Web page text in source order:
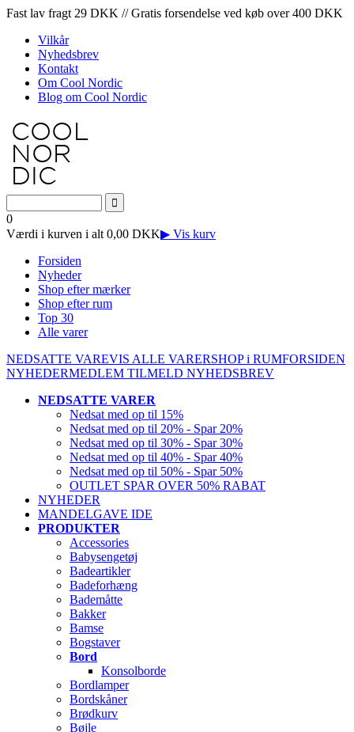
Fast lav fragt 29 DKK // Gratis forsendelse ved køb over 400 DKK
Vilkår
Nyhedsbrev
Kontakt
Om Cool Nordic
Blog om Cool Nordic
0
Værdi i kurven i alt 0,00 DKK▶ Vis kurv
Forsiden
Nyheder
Shop efter mærker
Shop efter rum
Top 30
Alle varer
NEDSATTE VAREVIS ALLE VARERSHOP i RUMFORSIDEN
NYHEDERMEDLEM TILMELD NYHEDSBREV
NEDSATTE VARER
Nedsat med op til 15%
Nedsat med op til 20% - Spar 20%
Nedsat med op til 30% - Spar 30%
Nedsat med op til 40% - Spar 40%
Nedsat med op til 50% - Spar 50%
OUTLET SPAR OVER 50% RABAT
NYHEDER
MANDELGAVE IDE
PRODUKTER
Accessories
Babysengetøj
Badeartikler
Badeforhæng
Bademåtte
Bakker
Bamse
Bogstaver
Bord
Konsolborde
Bordlamper
Bordskåner
Brødkurv
Bøjle